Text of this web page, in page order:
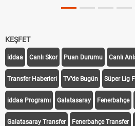
KEŞFET
iddaa Canlı Skor Puan Durumu Canlı
Transfer Haberleri TV'de Bugün Süper Lig
iddaa Programı Galatasaray Fenerbahçe
Galatasaray Transfer Fenerbahçe Transfer